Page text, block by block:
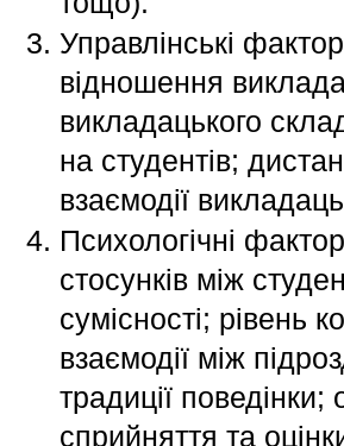
Управлінські
відношення
викладацького
на студентів;
взаємодії
Психологічні
стосунків між
сумісності; рівень
взаємодії між
традиції поведінки;
сприйняття та